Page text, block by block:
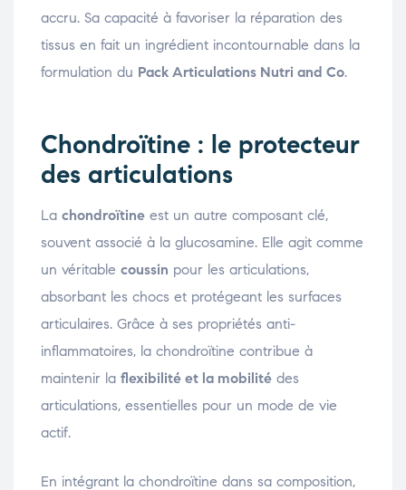
accru. Sa capacité à favoriser la réparation des
tissus en fait un ingrédient incontournable dans la
formulation du Pack Articulations Nutri and Co.
Chondroïtine : le protecteur
des articulations
La chondroïtine est un autre composant clé,
souvent associé à la glucosamine. Elle agit comme
un véritable coussin pour les articulations,
absorbant les chocs et protégeant les surfaces
articulaires. Grâce à ses propriétés anti-
inflammatoires, la chondroïtine contribue à
maintenir la flexibilité et la mobilité des
articulations, essentielles pour un mode de vie
actif.
En intégrant la chondroïtine dans sa composition,